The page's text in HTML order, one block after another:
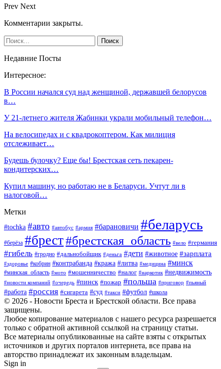
Prev Next
Комментарии закрыты.
Недавние Посты
Интересное:
В России начался суд над женщиной, державшей белорусов
в…
У 21-летнего жителя Жабинки украли мобильный телефон…
На велосипедах и с квадрокоптером. Как милиция
отслеживает…
Будешь булочку? Еще бы! Брестская сеть пекарен-
кондитерских…
Купил машину, но работаю не в Беларуси. Учтут ли в
налоговой…
Метки
#tochka #авто #автобус #армия #барановичи #беларусь
#берёза #брест#брестская_область #вело #германия
#гибель #гродно #дальнобойщик #деньга #дети #животное #зарплата
#здоровье #кобрин #контрабанда #кража #литва #медицина #минск
#минская_область #мото #мошенничество #налог #наркотик #недвижимость
#новости компаний #очередь #пинск #пожар #польша #приговор #пьяный
#работа #россия #сигарета #суд #такси #футбол #школа
© 2026 - Новости Бреста и Брестской области. Все права
защищены.
Любое копирование материалов с нашего ресурса разрешается
только с обратной активной ссылкой на страницу статьи.
Все материалы опубликованные на сайте взяты с открытых
источников и других порталов интернета, все права на
авторство принадлежат их законным владельцам.
Sign in